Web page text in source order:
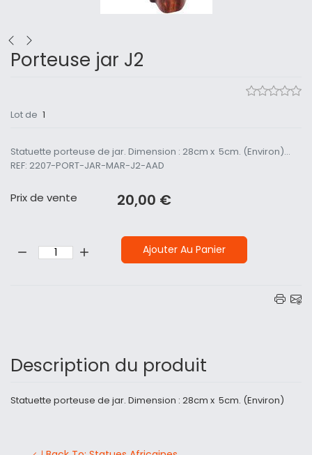
Porteuse jar J2
Lot de 1
Statuette porteuse de jar. Dimension : 28cm x 5cm. (Environ)...
REF: 2207-PORT-JAR-MAR-J2-AAD
Prix ​​de vente 20,00 €
Ajouter Au Panier
Description du produit
Statuette porteuse de jar. Dimension : 28cm x 5cm. (Environ)